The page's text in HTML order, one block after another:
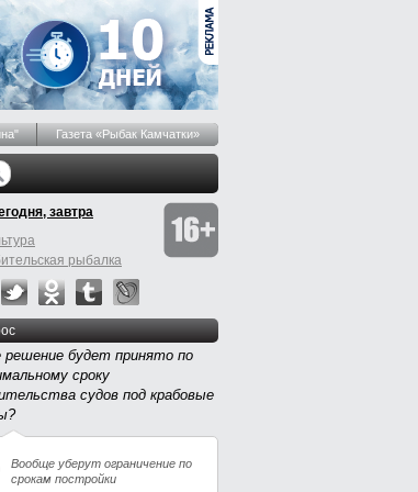
Газета «Рыбак Камчатки»
завтра
рыбалка
решение будет принято по
сроку
судов под крабовые
Вообще уберут ограничение по
срокам постройки